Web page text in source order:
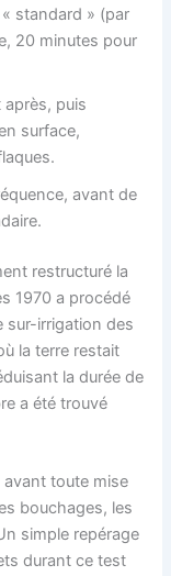
standard » (par
20 minutes pour
après, puis
surface,
avant de
restructuré la
1970 a procédé
sur-irrigation des
la terre restait
la durée de
a été trouvé
toute mise
bouchages, les
simple repérage
durant ce test